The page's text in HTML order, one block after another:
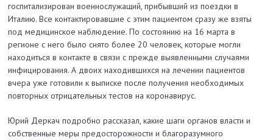
госпитализирован военнослужащий, прибывший из поездки в
Италию. Все контактировавшие с этим пациентом сразу же взяты
под медицинское наблюдение. По состоянию на 16 марта в
регионе с него было снято более 20 человек, которые могли
находиться в контакте в связи с прежде выявленными случаями
инфицирования. А двоих находившихся на лечении пациентов
вчера уже готовили к выписке после получения необходимых
повторных отрицательных тестов на коронавирус.
Юрий Деркач подробно рассказал, какие шаги органов власти и
собственные меры предосторожности и благоразумного